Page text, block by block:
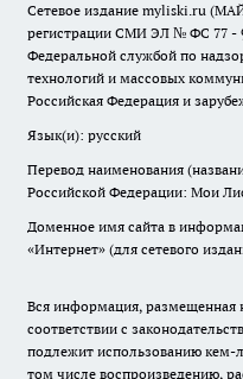
Сетевое издание myliski.ru
регистрации СМИ ЭЛ № ФС 77 -
Федеральной службой по
технологий и массовых
Российская Федерация и
Язык(и): русский
Перевод наименования
Российской Федерации: Мои
Доменное имя сайта в
«Интернет» (для сетевого
Вся информация, размещенная
соответствии с
подлежит использованию кем-
том числе воспроизведению,